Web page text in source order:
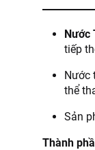
Nước
tiếp
Nước
thể
Sản
Thành